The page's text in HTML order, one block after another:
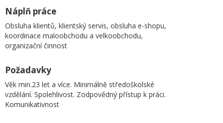
Náplň práce
Obsluha klientů, klientský servis, obsluha e-shopu,
koordinace maloobchodu a velkoobchodu,
organizační činnost
Požadavky
Věk min.23 let a více. Minimálně středoškolské
vzdělání. Spolehlivost. Zodpovědný přístup k práci.
Komunikativnost